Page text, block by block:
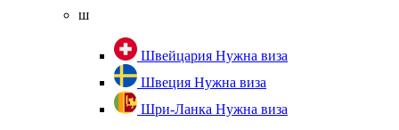
ш
Швейцария Нужна виза
Швеция Нужна виза
Шри-Ланка Нужна виза